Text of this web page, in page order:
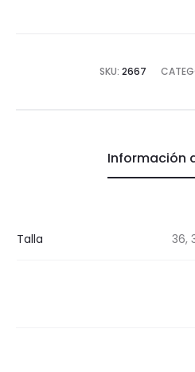
SKU: 2667
Información
Talla 36,